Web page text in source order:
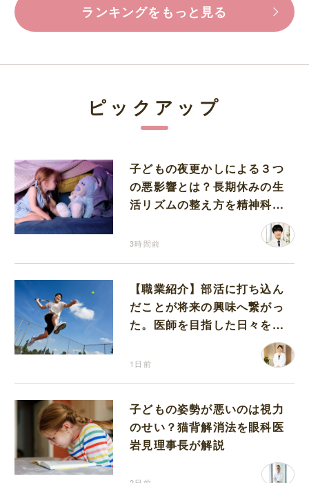
ランキングをもっと見る
ピックアップ
子どもの夜更かしによる３つ
の悪影響とは？長期休みの生
活リズムの整え方を精神科医
3時間前
【職業紹介】部活に打ち込ん
だことが将来の興味へ繋がっ
た。医師を目指した日々を振
1日前
子どもの姿勢が悪いのは視力
のせい？猫背解消法を眼科医
岩見理事長が解説